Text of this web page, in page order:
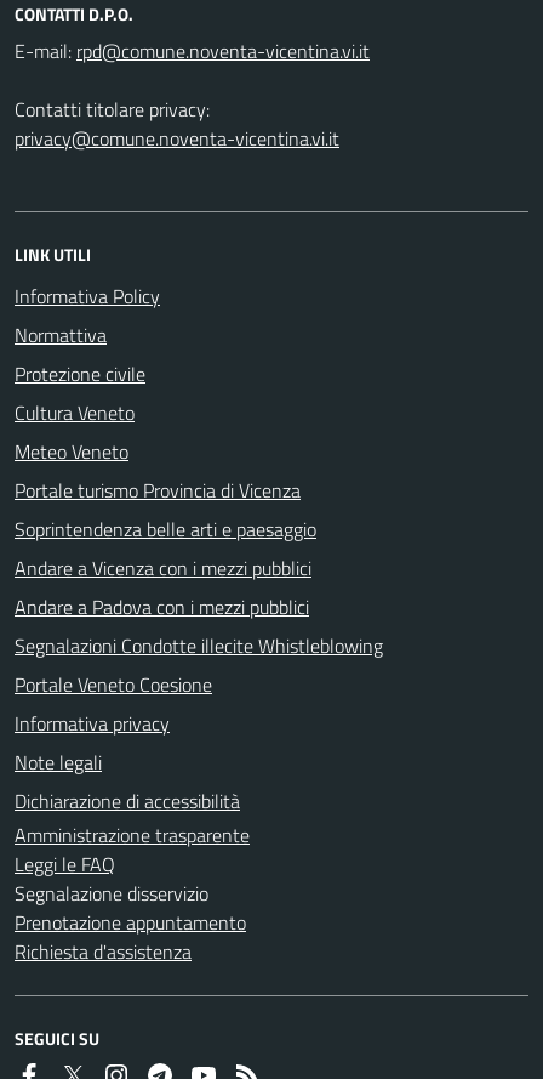
CONTATTI D.P.O.
E-mail:
Contatti titolare privacy:
privacy@comune.noventa-vicentina.vi.it
LINK UTILI
Informativa Policy
Normattiva
Protezione civile
Cultura Veneto
Meteo Veneto
Portale turismo Provincia di Vicenza
Soprintendenza belle arti e paesaggio
Andare a Vicenza con i mezzi pubblici
Andare a Padova con i mezzi pubblici
Segnalazioni Condotte illecite Whistleblowing
Portale Veneto Coesione
Informativa privacy
Note legali
Dichiarazione di accessibilità
Amministrazione trasparente
Leggi le FAQ
Segnalazione disservizio
Prenotazione appuntamento
Richiesta d'assistenza
SEGUICI SU